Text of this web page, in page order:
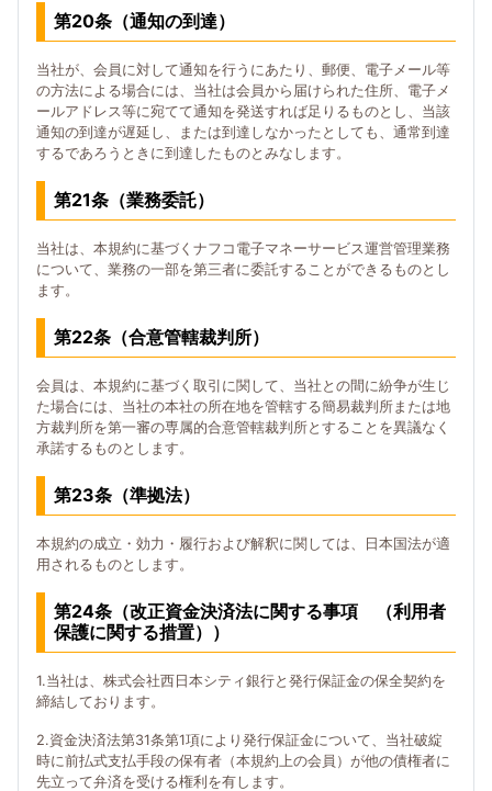
第20条（通知の到達）
当社が、会員に対して通知を行うにあたり、郵便、電子メール等
の方法による場合には、当社は会員から届けられた住所、電子メ
ールアドレス等に宛てて通知を発送すれば足りるものとし、当該
通知の到達が遅延し、または到達しなかったとしても、通常到達
するであろうときに到達したものとみなします。
第21条（業務委託）
当社は、本規約に基づくナフコ電子マネーサービス運営管理業務
について、業務の一部を第三者に委託することができるものとし
ます。
第22条（合意管轄裁判所）
会員は、本規約に基づく取引に関して、当社との間に紛争が生じ
た場合には、当社の本社の所在地を管轄する簡易裁判所または地
方裁判所を第一審の専属的合意管轄裁判所とすることを異議なく
承諾するものとします。
第23条（準拠法）
本規約の成立・効力・履行および解釈に関しては、日本国法が適
用されるものとします。
第24条（改正資金決済法に関する事項 （利用者
保護に関する措置））
1.当社は、株式会社西日本シティ銀行と発行保証金の保全契約を
締結しております。
2.資金決済法第31条第1項により発行保証金について、当社破綻
時に前払式支払手段の保有者（本規約上の会員）が他の債権者に
先立って弁済を受ける権利を有します。